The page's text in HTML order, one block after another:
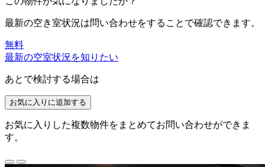
最新の空き室状況は問い合わせをすることで確認できます。
無料
最新の空室状況を知りたい
あとで検討する場合は
お気に入りに追加する
お気に入りした複数物件をまとめてお問い合わせができま
す。